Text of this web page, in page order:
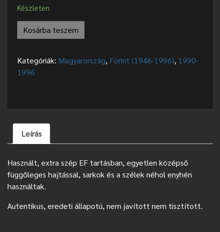
Készleten
Kosárba teszem
Kategóriák: Magyarország, Forint (1946-1996), 1990-
1996
Leírás
Használt, extra szép EF tartásban, egyetlen középső
függőleges hajtással, sarkok és a szélek néhol enyhén
használtak.
Autentikus, eredeti állapotú, nem javított nem tisztított.